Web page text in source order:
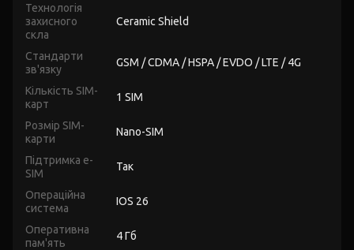
Технологія
захисного
скла
Ceramic Shield
Стандарти
зв'язку
GSM / CDMA / HSPA / EVDO / LTE / 4G
Кількість SIM-
карт
1 SIM
Розмір SIM-
карти
Nano-SIM
Підтримка e-
SIM
Так
Операційна
система
IOS 26
Оперативна
пам'ять
4 Гб